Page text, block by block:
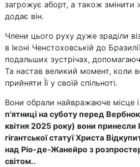
загрожує аборт, а також змінити
додає він.
Члени цього руху дуже зраділи
в Іконі Ченстоховській до
подальших зустрічах,
Та настав великий момент, коли
прийняти Її у своїй спільноті.
Вони обрали найвражаюче місце і
п’ятниці на суботу перед
квітня 2025 року) вони принесли
гігантської статуї Христа
над Ріо-де-Жанейро з
світом..